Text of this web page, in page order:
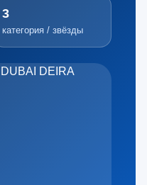
3
категория / звёзды